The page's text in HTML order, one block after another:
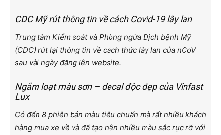
CDC Mỹ rút thông tin về cách Covid-19 lây lan
Trung tâm Kiểm soát và Phòng ngừa Dịch bệnh Mỹ
(CDC) rút lại thông tin về cách thức lây lan của nCoV
sau vài ngày đăng lên website.
Ngắm loạt màu sơn – decal độc đẹp của Vinfast
Lux
Có đến 8 phiên bản màu tiêu chuẩn mà rất nhiều khách
hàng mua xe về và đã tạo nên nhiều màu sắc rực rỡ với